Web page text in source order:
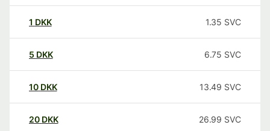
1 DKK 1.35 SVC
5 DKK 6.75 SVC
10 DKK 13.49 SVC
20 DKK 26.99 SVC